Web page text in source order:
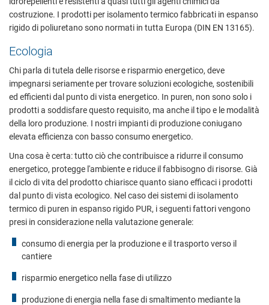
costruzione. I prodotti per isolamento termico fabbricati in espanso
rigido di poliuretano sono normati in tutta Europa (DIN EN 13165).
Ecologia
Chi parla di tutela delle risorse e risparmio energetico, deve
impegnarsi seriamente per trovare soluzioni ecologiche, sostenibili
ed efficienti dal punto di vista energetico. In puren, non sono solo i
prodotti a soddisfare questo requisito, ma anche il tipo e le modalità
della loro produzione. I nostri impianti di produzione coniugano
elevata efficienza con basso consumo energetico.
Una cosa è certa: tutto ciò che contribuisce a ridurre il consumo
energetico, protegge l'ambiente e riduce il fabbisogno di risorse. Già
il ciclo di vita del prodotto chiarisce quanto siano efficaci i prodotti
dal punto di vista ecologico. Nel caso dei sistemi di isolamento
termico di puren in espanso rigido PUR, i seguenti fattori vengono
presi in considerazione nella valutazione generale:
consumo di energia per la produzione e il trasporto verso il
cantiere
risparmio energetico nella fase di utilizzo
produzione di energia nella fase di smaltimento mediante la
Required
These are required for the basic functions of the website and
help to make our website usable as well as enable access to
secure areas of our website.
Consent Information
External Content
Includes resources that make external content available on the
website. Such as YouTube, Instagram or similar providers.